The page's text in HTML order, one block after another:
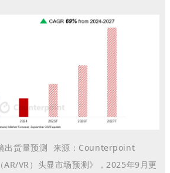
出货量预测 来源：Counterpoint
VR）头显市场预测》，2025年9月更